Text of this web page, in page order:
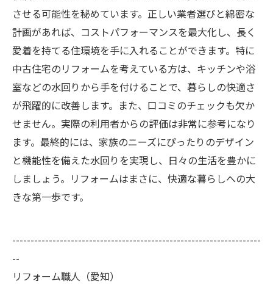
させる可能性を秘めています。正しい業者選びと綿密な
計画があれば、コストパフォーマンスを最大化し、長く
愛着を持てる住環境を手に入れることができます。特に
中古住宅のリフォームを考えている方は、キッチンや浴
室などの水回りから手を付けることで、暮らしの快適さ
が飛躍的に改善します。また、口コミのチェックも欠か
せません。実際の利用者からの評価は非常に参考になり
ます。最終的には、家族のニーズにぴったりのデザイン
と機能性を備えた水回りを実現し、日々の生活を豊かに
しましょう。リフォームはまさに、快適な暮らしへの大
きな第一歩です。
--------------------------------------------------------------------
--
リフォーム職人（愛知）